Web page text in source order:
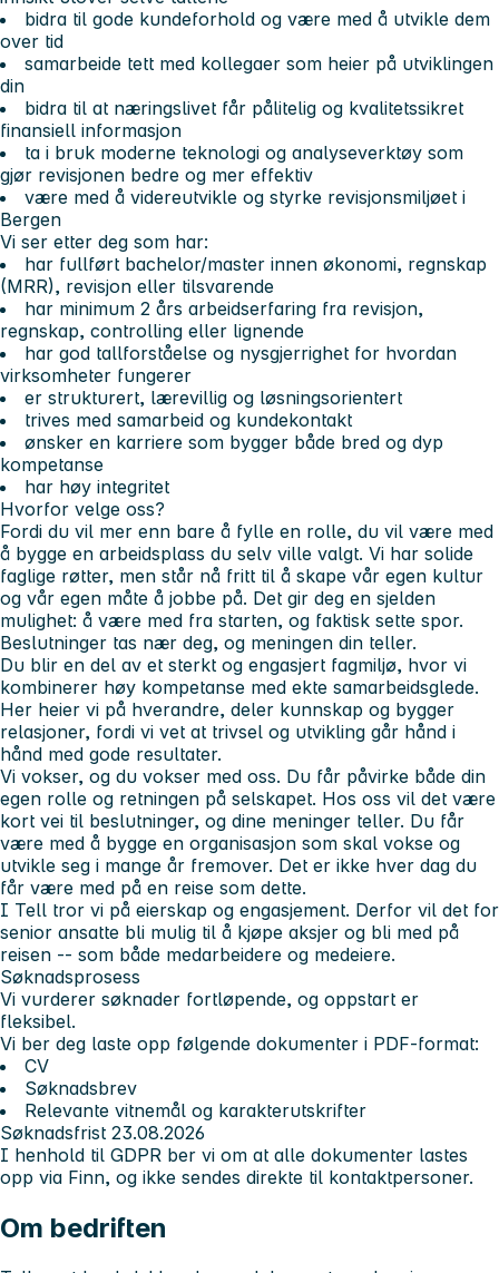
bidra til gode kundeforhold og være med å utvikle dem
over tid
samarbeide tett med kollegaer som heier på utviklingen
din
bidra til at næringslivet får pålitelig og kvalitetssikret
finansiell informasjon
ta i bruk moderne teknologi og analyseverktøy som
gjør revisjonen bedre og mer effektiv
være med å videreutvikle og styrke revisjonsmiljøet i
Bergen
Vi ser etter deg som har:
har fullført bachelor/master innen økonomi, regnskap
(MRR), revisjon eller tilsvarende
har minimum 2 års arbeidserfaring fra revisjon,
regnskap, controlling eller lignende
har god tallforståelse og nysgjerrighet for hvordan
virksomheter fungerer
er strukturert, lærevillig og løsningsorientert
trives med samarbeid og kundekontakt
ønsker en karriere som bygger både bred og dyp
kompetanse
har høy integritet
Hvorfor velge oss?
Fordi du vil mer enn bare å fylle en rolle, du vil være med
å bygge en arbeidsplass du selv ville valgt. Vi har solide
faglige røtter, men står nå fritt til å skape vår egen kultur
og vår egen måte å jobbe på. Det gir deg en sjelden
mulighet: å være med fra starten, og faktisk sette spor.
Beslutninger tas nær deg, og meningen din teller.
Du blir en del av et sterkt og engasjert fagmiljø, hvor vi
kombinerer høy kompetanse med ekte samarbeidsglede.
Her heier vi på hverandre, deler kunnskap og bygger
relasjoner, fordi vi vet at trivsel og utvikling går hånd i
hånd med gode resultater.
Vi vokser, og du vokser med oss. Du får påvirke både din
egen rolle og retningen på selskapet. Hos oss vil det være
kort vei til beslutninger, og dine meninger teller. Du får
være med å bygge en organisasjon som skal vokse og
utvikle seg i mange år fremover. Det er ikke hver dag du
får være med på en reise som dette.
I Tell tror vi på eierskap og engasjement. Derfor vil det for
senior ansatte bli mulig til å kjøpe aksjer og bli med på
reisen -- som både medarbeidere og medeiere.
Søknadsprosess
Vi vurderer søknader fortløpende, og oppstart er
fleksibel.
Vi ber deg laste opp følgende dokumenter i PDF-format:
CV
Søknadsbrev
Relevante vitnemål og karakterutskrifter
Søknadsfrist 23.08.2026
I henhold til GDPR ber vi om at alle dokumenter lastes
opp via Finn, og ikke sendes direkte til kontaktpersoner.
Om bedriften